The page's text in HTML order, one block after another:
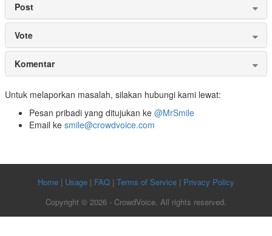
Post
Vote
Komentar
Untuk melaporkan masalah, silakan hubungi kami lewat:
Pesan pribadi yang ditujukan ke @MrSmile
Email ke smile@crowdvoice.com
Home | Usage | FAQ | Terms of Service | Privacy Policy
Copyright © 2026 - CrowdVoice. All rights reserved.